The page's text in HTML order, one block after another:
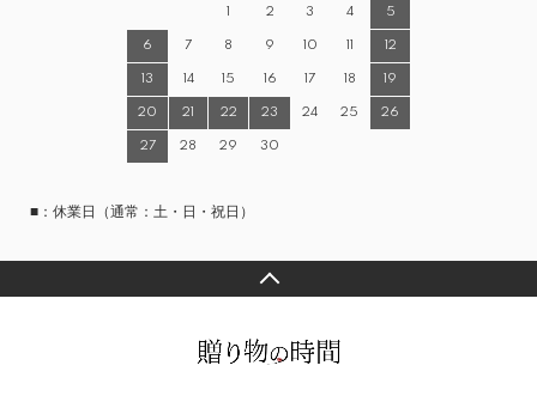
1 2 3 4 5
6 7 8 9 10 11 12
13 14 15 16 17 18 19
20 21 22 23 24 25 26
27 28 29 30
■：休業日（通常：土・日・祝日）